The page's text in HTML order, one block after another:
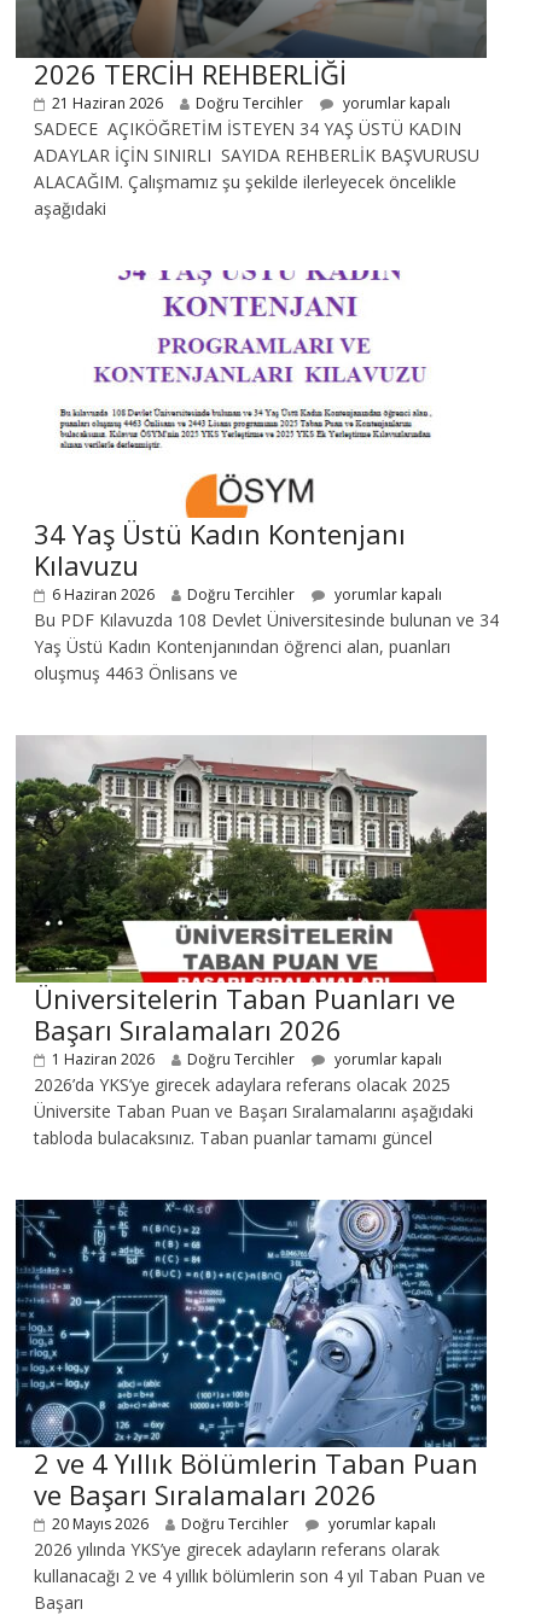
2026 TERCİH REHBERLİĞİ
21 Haziran 2026 Doğru Tercihler yorumlar kapalı
SADECE AÇIKÖĞRETİM İSTEYEN 34 YAŞ ÜSTÜ KADIN
ADAYLAR İÇİN SINIRLI SAYIDA REHBERLİK BAŞVURUSU
ALACAĞIM. Çalışmamız şu şekilde ilerleyecek öncelikle
aşağıdaki
34 Yaş Üstü Kadın Kontenjanı
Kılavuzu
6 Haziran 2026 Doğru Tercihler yorumlar kapalı
Bu PDF Kılavuzda 108 Devlet Üniversitesinde bulunan ve 34
Yaş Üstü Kadın Kontenjanından öğrenci alan, puanları
oluşmuş 4463 Önlisans ve
Üniversitelerin Taban Puanları ve
Başarı Sıralamaları 2026
1 Haziran 2026 Doğru Tercihler yorumlar kapalı
2026’da YKS’ye girecek adaylara referans olacak 2025
Üniversite Taban Puan ve Başarı Sıralamalarını aşağıdaki
tabloda bulacaksınız. Taban puanlar tamamı güncel
2 ve 4 Yıllık Bölümlerin Taban Puan
ve Başarı Sıralamaları 2026
20 Mayıs 2026 Doğru Tercihler yorumlar kapalı
2026 yılında YKS’ye girecek adayların referans olarak
kullanacağı 2 ve 4 yıllık bölümlerin son 4 yıl Taban Puan ve
Başarı